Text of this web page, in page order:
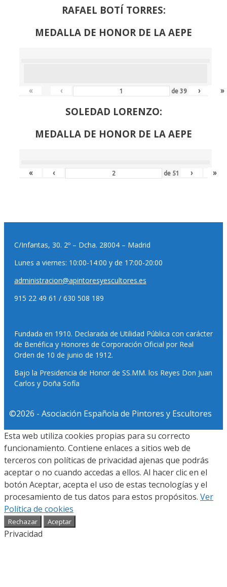
RAFAEL BOTÍ TORRES:
MEDALLA DE HONOR DE LA AEPE
« ‹ de39 › »
SOLEDAD LORENZO:
MEDALLA DE HONOR DE LA AEPE
« ‹ de 51 › »
C/Infantas, 30. 2º – Dcha. 28004 – Madrid
Lunes a viernes: 10:00-14:00 y de 17:00-20:00
administracion@apintoresyescultores.es
915 22 49 61 / 630 508 189
Fundada en 1910. Declarada de Utilidad Pública con carácter
de Benéfica y Honores de Corporación Oficial por Real
Orden de 10 de junio de 1912.
Bajo la Presidencia de Honor de SS.MM. los Reyes Don Juan
Carlos y Doña Sofía
©2026 - Asociación Española de Pintores y Escultores
Esta web utiliza cookies propias para su correcto
funcionamiento. Contiene enlaces a sitios web de
terceros con políticas de privacidad ajenas que podrás
aceptar o no cuando accedas a ellos. Al hacer clic en el
botón Aceptar, acepta el uso de estas tecnologías y el
procesamiento de tus datos para estos propósitos. Ver
Política de cookies
Rechazar Aceptar
Privacidad